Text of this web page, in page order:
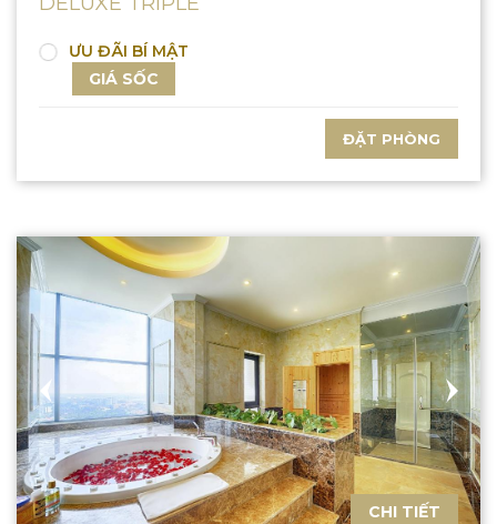
ƯU ĐÃI BÍ MẬT
GIÁ SỐC
ĐẶT PHÒNG
CHI TIẾT